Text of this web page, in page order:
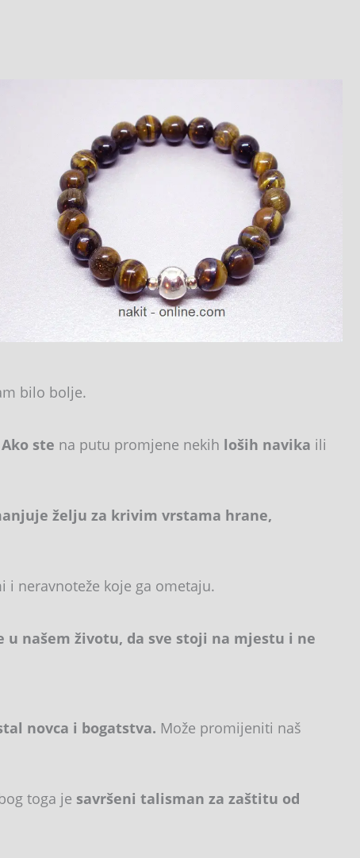
bilo bolje.
ste na putu promjene nekih loših navika ili
želju za krivim vrstama hrane,
i neravnoteže koje ga ometaju.
u našem životu, da sve stoji na mjestu i ne
novca i bogatstva. Može promijeniti naš
toga je savršeni talisman za zaštitu od